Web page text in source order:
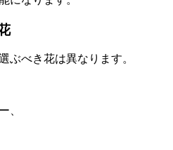
ぶべき花は異なります。
、